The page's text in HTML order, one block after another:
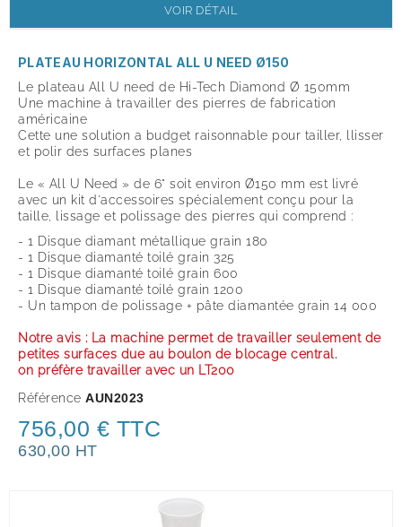
VOIR DÉTAIL
PLATEAU HORIZONTAL ALL U NEED Ø150
Le plateau All U need de Hi-Tech Diamond Ø 150mm
Une machine à travailler des pierres de fabrication
américaine
Cette une solution a budget raisonnable pour tailler, llisser
et polir des surfaces planes
Le « All U Need » de 6" soit environ Ø150 mm est livré
avec un kit d'accessoires spécialement conçu pour la
taille, lissage et polissage des pierres qui comprend :
- 1 Disque diamant métallique grain 180
- 1 Disque diamanté toilé grain 325
- 1 Disque diamanté toilé grain 600
- 1 Disque diamanté toilé grain 1200
- Un tampon de polissage + pâte diamantée grain 14 000
Notre avis : La machine permet de travailler seulement de
petites surfaces due au boulon de blocage central.
on préfère travailler avec un LT200
Référence AUN2023
756,00 € TTC
630,00 HT